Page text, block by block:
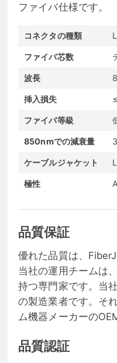
ファイバ仕様です。
コネクタの種類
ファイバ芯数
波長
挿入損失
ファイバ等級
850nmでの減衰量
ケーブルジャケット
極性
品質保証
優れた品質は、
当社の運用チームは
持つ専門家です。当
の製造業者です。そ
ム機器メーカーの
品質認証